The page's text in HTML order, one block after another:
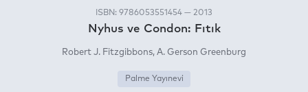
ISBN: 9786053551454 — 2013
Nyhus ve Condon: Fıtık
Robert J. Fitzgibbons A. Gerson Greenburg
Palme Yayınevi